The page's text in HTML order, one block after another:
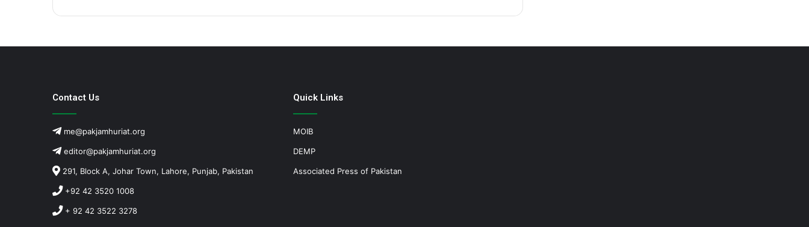
Contact Us
me@pakjamhuriat.org
editor@pakjamhuriat.org
291, Block A, Johar Town, Lahore, Punjab, Pakistan
+92 42 3520 1008
+ 92 42 3522 3278
Quick Links
MOIB
DEMP
Associated Press of Pakistan